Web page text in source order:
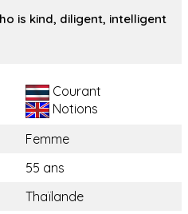
is kind, diligent, intelligent
Courant
Notions
Femme
55 ans
Thaïlande